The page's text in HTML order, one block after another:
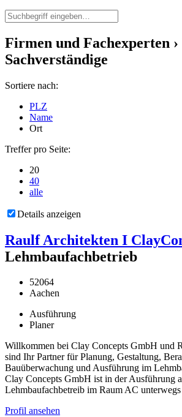
Firmen und Fachexperten
Sachverständige
Sortiere nach:
PLZ
Name
Ort
Treffer pro Seite:
20
40
alle
Details anzeigen
Raulf Architekten I
Lehmbaufachbetrieb
52064
Aachen
Ausführung
Planer
Willkommen bei Clay Concepts GmbH und
sind Ihr Partner für Planung, Gestaltung,
Bauüberwachung und Ausführung im
Clay Concepts GmbH ist in der Ausführung
Lehmbaufachbetreib im Raum AC unterwegs
Profil ansehen